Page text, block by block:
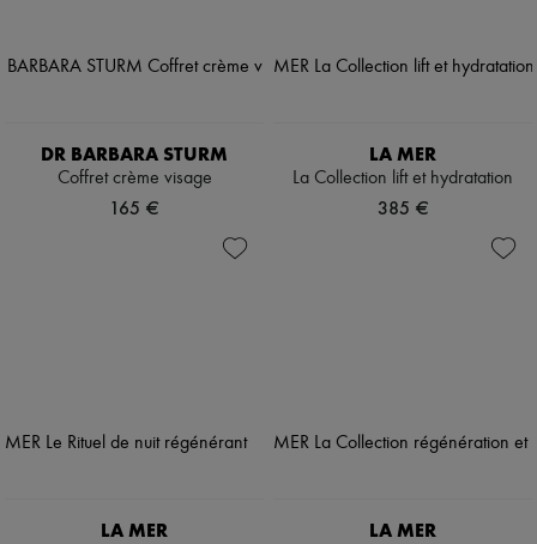
DR BARBARA STURM
Coffret crème visage
165 €
LA MER
La Collection lift et hydratation
385 €
LA MER LA MER